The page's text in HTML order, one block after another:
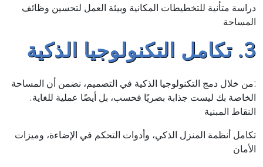
دراسة متأنية للتخطيطات المكانية وبيئة العمل لتحسين وظائف
المساحة
3. تكامل التكنولوجيا الذكية
:من خلال دمج التكنولوجيا الذكية في التصميم، نضمن أن المساحة
الخاصة بك ليست جذابة بصريًا فحسب، بل أيضًا عملية للغاية.
النقاط المبنية
تكامل أنظمة المنزل الذكي، وأدوات التحكم في الإضاءة، وميزات
الأمان